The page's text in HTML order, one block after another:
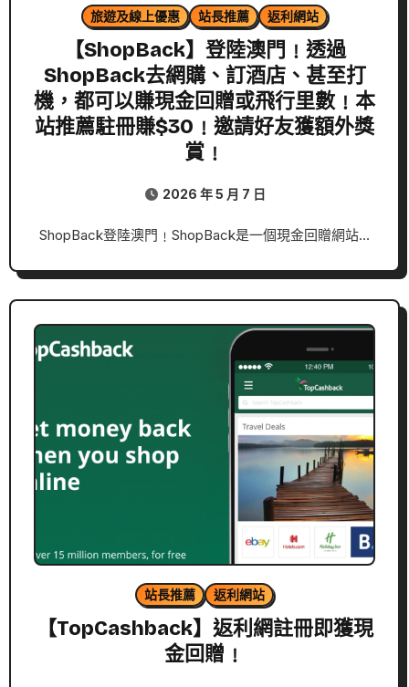
旅遊及線上優惠 站長推薦 返利網站
【ShopBack】登陸澳門﹗透過
ShopBack去網購、訂酒店、甚至打
機，都可以賺現金回贈或飛行里數﹗本
站推薦駐冊賺$30﹗邀請好友獲額外獎
賞﹗
2026 年 5 月 7 日
ShopBack登陸澳門﹗ShopBack是一個現金回贈網站…
站長推薦 返利網站
【TopCashback】返利網註冊即獲現
金回贈﹗